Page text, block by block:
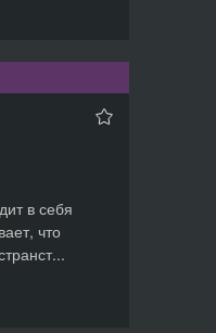
в себя
что